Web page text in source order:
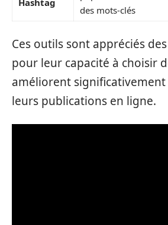
des mots-clés
Ces outils sont appréciés
pour leur capacité à choisir
améliorent
leurs publications en ligne.